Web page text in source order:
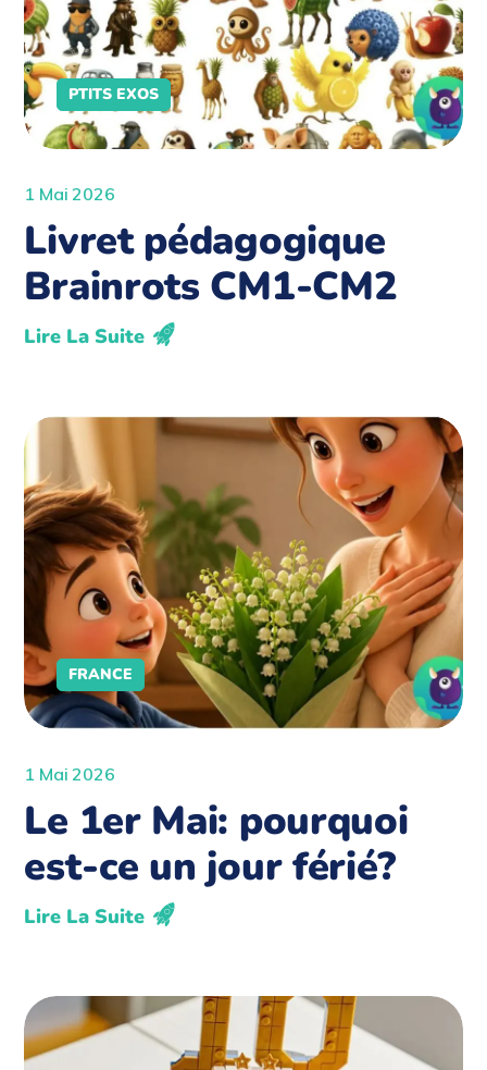
PTITS EXOS
1 Mai 2026
Livret pédagogique
Brainrots CM1-CM2
Lire La Suite
FRANCE
1 Mai 2026
Le 1er Mai: pourquoi
est-ce un jour férié?
Lire La Suite